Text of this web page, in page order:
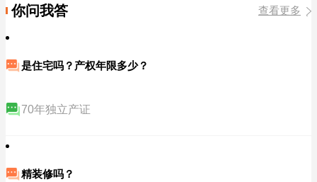
你问我答 查看更多
是住宅吗？产权年限多少？
70年独立产证
精装修吗？